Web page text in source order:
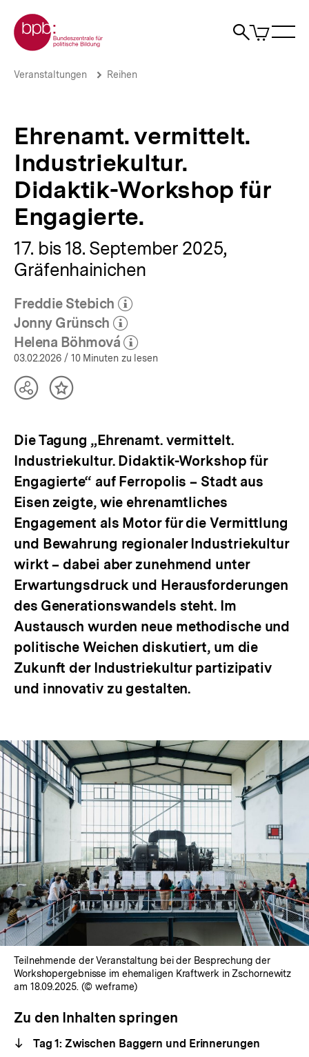
zum
Seiteninhalt
springen
Zur Startseite der bpb
Suche
Artikel
im
Ehrenamt.
Workshop
Engagierte.
bpb.de
Brotkrümelnavigation
Pfadnavigation
Veranstaltungen Reihen
Ehrenamt. vermittelt.
Industriekultur.
Didaktik-Workshop für
Engagierte.
17. bis 18. September 2025,
Gräfenhainichen
Freddie Stebich
(Mehr zum Autor)
öffnen
Jonny Grünsch
(Mehr zum Autor)
öffnen
Helena Böhmová
(Mehr zum Autor)
öffnen
03.02.2026 / 10 Minuten zu lesen
TeilenInhalt
Die Tagung „Ehrenamt. vermittelt.
Industriekultur. Didaktik-Workshop für
Engagierte“ auf Ferropolis – Stadt aus
Eisen zeigte, wie ehrenamtliches
Engagement als Motor für die Vermittlung
und Bewahrung regionaler Industriekultur
wirkt – dabei aber zunehmend unter
Erwartungsdruck und Herausforderungen
des Generationswandels steht. Im
Austausch wurden neue methodische und
politische Weichen diskutiert, um die
Zukunft der Industriekultur partizipativ
und innovativ zu gestalten.
Teilnehmende der Veranstaltung bei der Besprechung der
Workshopergebnisse im ehemaligen Kraftwerk in Zschornewitz
am 18.09.2025. (© weframe)
Zu den Inhalten springen
Tag 1: Zwischen Baggern und Erinnerungen